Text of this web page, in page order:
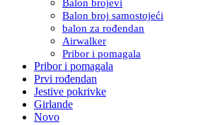
Balon brojevi
Balon broj samostojeći
balon za rođendan
Airwalker
Pribor i pomagala
Pribor i pomagala
Prvi rođendan
Jestive pokrivke
Girlande
Novo